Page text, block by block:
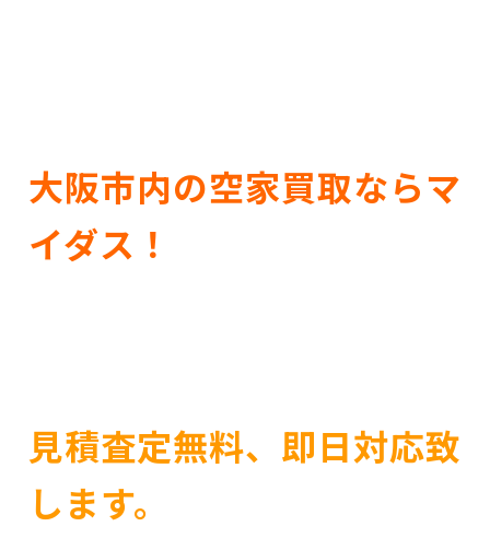
大阪市内の空家買取ならマ
イダス！
見積査定無料、即日対応致
します。